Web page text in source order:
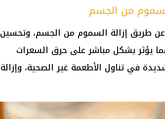
من الجسم
طريق إزالة السموم من الجسم، وتحسين
يؤثر بشكل مباشر على حرق السعرات
في تناول الأطعمة غير الصحية، وإزالة